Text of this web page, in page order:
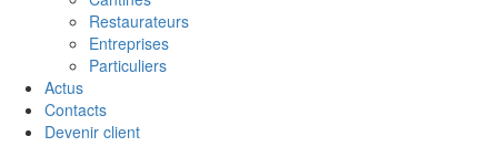
Restaurateurs
Entreprises
Particuliers
Actus
Contacts
Devenir client